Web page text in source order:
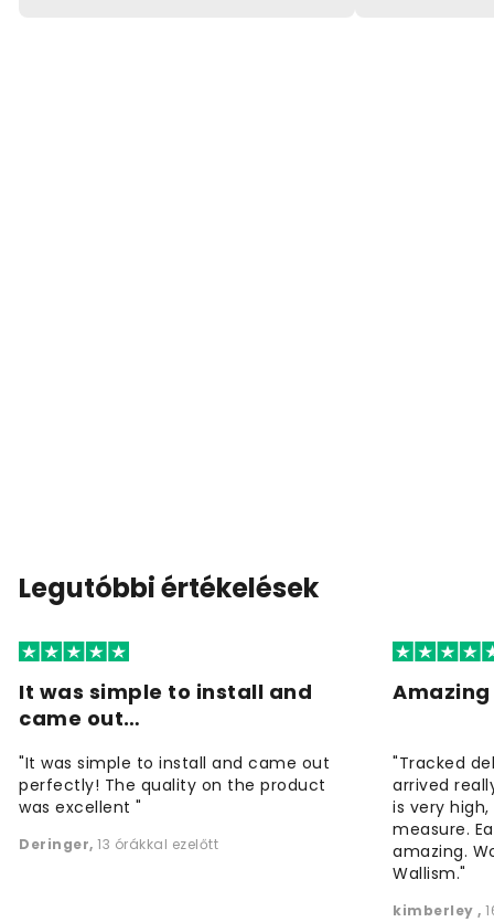
Legutóbbi értékelések
It was simple to install and
came out…
"It was simple to install and came out
perfectly! The quality on the product
was excellent "
Deringer, 13 órákkal ezelőtt
"Tracked
arrived
is very
measure.
amazing.
Wallism."
kimberley,